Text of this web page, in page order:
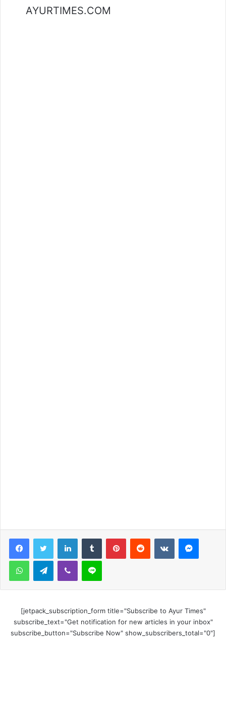
AYURTIMES.COM
LinkedInTumblr PinterestReddit VKontakte
WhatsAppTelegramViber Line
[jetpack_subscription_form title="Subscribe to Ayur Times"
subscribe_text="Get notification for new articles in your inbox"
subscribe_button="Subscribe Now" show_subscribers_total="0"]